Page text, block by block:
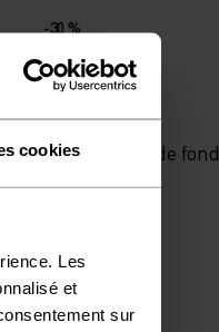
cookies
Les
et
sur
-30 %
%
Pantalon de ski de fond
Brensholmen